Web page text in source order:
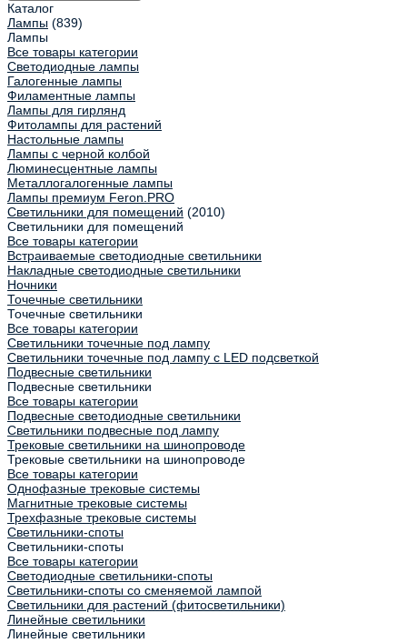
Каталог
Лампы (839)
Лампы
Все товары категории
Светодиодные лампы
Галогенные лампы
Филаментные лампы
Лампы для гирлянд
Фитолампы для растений
Настольные лампы
Лампы с черной колбой
Люминесцентные лампы
Металлогалогенные лампы
Лампы премиум Feron.PRO
Светильники для помещений (2010)
Светильники для помещений
Все товары категории
Встраиваемые светодиодные светильники
Накладные светодиодные светильники
Ночники
Точечные светильники
Точечные светильники
Все товары категории
Светильники точечные под лампу
Светильники точечные под лампу с LED подсветкой
Подвесные светильники
Подвесные светильники
Все товары категории
Подвесные светодиодные светильники
Светильники подвесные под лампу
Трековые светильники на шинопроводе
Трековые светильники на шинопроводе
Все товары категории
Однофазные трековые системы
Магнитные трековые системы
Трехфазные трековые системы
Светильники-споты
Светильники-споты
Все товары категории
Светодиодные светильники-споты
Светильники-споты со сменяемой лампой
Светильники для растений (фитосветильники)
Линейные светильники
Линейные светильники